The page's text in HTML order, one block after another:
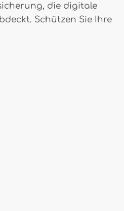
die digitale
Schützen Sie Ihre